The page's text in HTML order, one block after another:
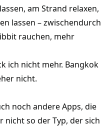
am Strand relaxen,
lassen – zwischendurch
rauchen, mehr
ich nicht mehr. Bangkok
nicht.
noch andere Apps, die
nicht so der Typ, der sich